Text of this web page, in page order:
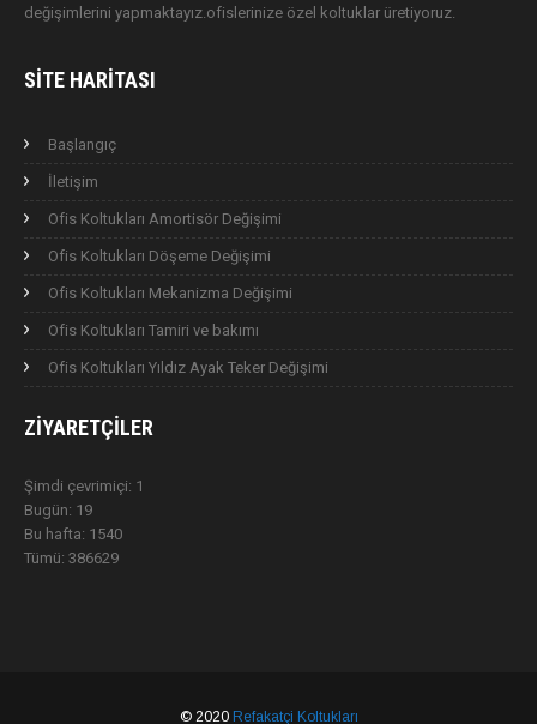
değişimlerini yapmaktayız.ofislerinize özel koltuklar üretiyoruz.
SITE HARITASI
Başlangıç
İletişim
Ofis Koltukları Amortisör Değişimi
Ofis Koltukları Döşeme Değişimi
Ofis Koltukları Mekanizma Değişimi
Ofis Koltukları Tamiri ve bakımı
Ofis Koltukları Yıldız Ayak Teker Değişimi
ZIYARETÇILER
Şimdi çevrimiçi: 1
Bugün: 19
Bu hafta: 1540
Tümü: 386629
© 2020 Refakatçi Koltukları